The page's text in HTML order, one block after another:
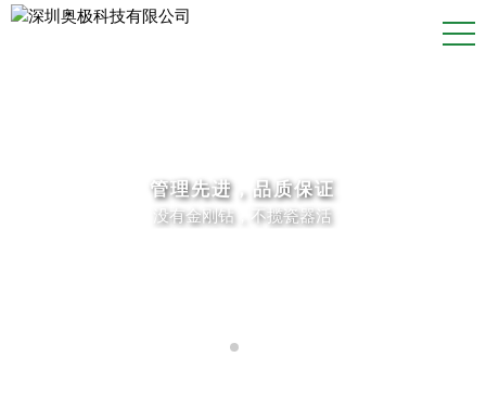
管理先进，品质保证
没有金刚钻，不揽瓷器活